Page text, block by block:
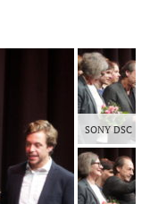
SONY DSC